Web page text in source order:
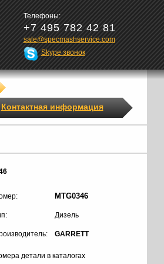
Телефоны:
+7 495 782 42 81
sale@specmashservice.com
Skype звонок
Контактная информация
MTG0346
Дизель
GARRETT
детали в каталогах